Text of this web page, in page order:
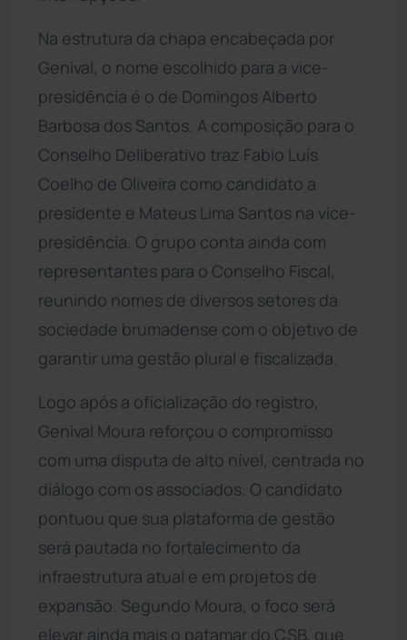
Na estrutura da chapa encabeçada por
Genival, o nome escolhido para a vice-
presidência é o de Domingos Alberto
Barbosa dos Santos. A composição para o
Conselho Deliberativo traz Fabio Luís
Coelho de Oliveira como candidato a
presidente e Mateus Lima Santos na vice-
presidência. O grupo conta ainda com
representantes para o Conselho Fiscal,
reunindo nomes de diversos setores da
sociedade brumadense com o objetivo de
garantir uma gestão plural e fiscalizada.
Logo após a oficialização do registro,
Genival Moura reforçou o compromisso
com uma disputa de alto nível, centrada no
diálogo com os associados. O candidato
pontuou que sua plataforma de gestão
será pautada no fortalecimento da
infraestrutura atual e em projetos de
expansão. Segundo Moura, o foco será
elevar ainda mais o patamar do CSB, que